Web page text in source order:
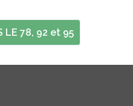
LE 78, 92 et 95